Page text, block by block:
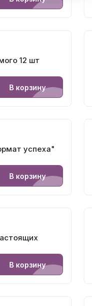
12 шт
В корзину
успеха"
В корзину
В корзину